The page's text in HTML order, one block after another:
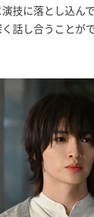
技に落とし込ん
話し合うことが